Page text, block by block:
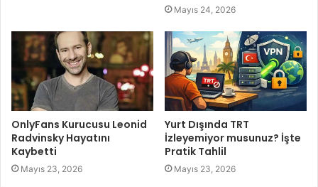
Mayıs 24, 2026
OnlyFans Kurucusu Leonid
Radvinsky Hayatını
Kaybetti
Mayıs 23, 2026
Yurt Dışında TRT
İzleyemiyor musunuz? İşte
Pratik Tahlil
Mayıs 23, 2026